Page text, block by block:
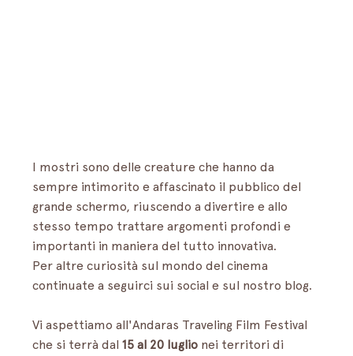
I mostri sono delle creature che hanno da
sempre intimorito e affascinato il pubblico del
grande schermo, riuscendo a divertire e allo
stesso tempo trattare argomenti profondi e
importanti in maniera del tutto innovativa.
Per altre curiosità sul mondo del cinema
continuate a seguirci sui social e sul nostro blog.
Vi aspettiamo all'Andaras Traveling Film Festival
che si terrà dal 15 al 20 luglio nei territori di